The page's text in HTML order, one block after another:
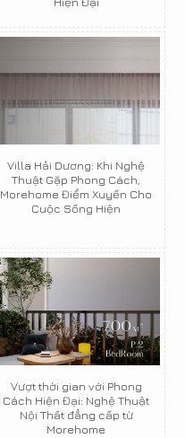
Villa Hải Dương: Khi Nghệ
Thuật Gặp Phong Cách,
Morehome Điểm Xuyến Cho
Cuộc Sống Hiện
Vượt thời gian với Phong
Cách Hiện Đại: Nghệ Thuật
Nội Thất đẳng cấp từ
Morehome